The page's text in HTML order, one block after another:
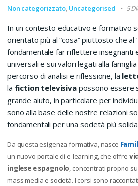
Non categorizzato, Uncategorised 5
In un contesto educativo e formativo
orientato più al “cosa” piuttosto che al
fondamentale far riflettere insegnanti
universali e sui valori legati alla
percorso di analisi e riflessione, la
la fiction televisivapossono essere
grande aiuto, in particolare per
sono alla base delle nostre relazioni
fondamentali per una società più
Da questa esigenza formativa, nasce
un nuovo portale di e-learning, che offre
inglese e spagnolo, concentrati proprio
mass media e società. I corsi sono